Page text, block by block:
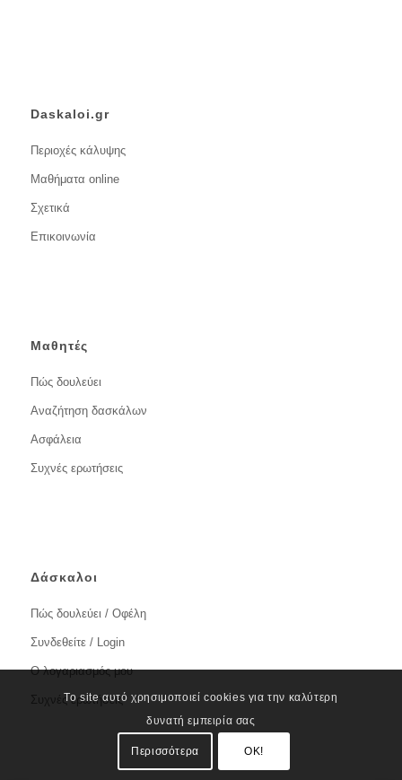
Daskaloi.gr
Περιοχές κάλυψης
Μαθήματα online
Σχετικά
Επικοινωνία
Μαθητές
Πώς δουλεύει
Αναζήτηση δασκάλων
Ασφάλεια
Συχνές ερωτήσεις
Δάσκαλοι
Πώς δουλεύει / Οφέλη
Συνδεθείτε / Login
Ο λογαριασμός μου
Συχνές ερωτήσεις
Το site αυτό χρησιμοποιεί cookies για την καλύτερη
δυνατή εμπειρία σας
Περισσότερα OK!